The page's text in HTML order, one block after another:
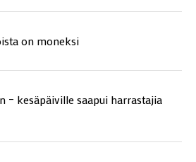
on moneksi
– kesäpäiville saapui harrastajia